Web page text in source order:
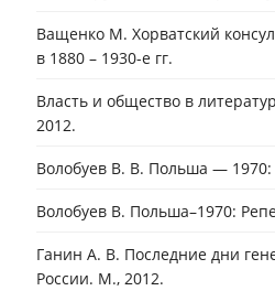
Ващенко М. Хорватский
в 1880 – 1930-е гг.
Власть и общество в
2012.
Волобуев В. В. Польша —
Волобуев В. Польша–1970:
Ганин А. В. Последние дни
России. М., 2012.